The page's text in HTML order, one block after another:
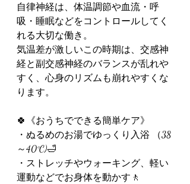
自律神経は、体温調節や血流・呼
吸・睡眠などをコントロールしてく
れる大切な働き。
気温差が激しいこの時期は、交感神
経と副交感神経のバランスが乱れや
すく、心身のリズムも崩れやすくな
ります。
🍀《おうちでできる簡単ケア》
・ぬるめのお湯でゆっくり入浴 （38
～40°C)🛁
・ストレッチやウォーキング、軽い
運動などでお身体を動かす🚶